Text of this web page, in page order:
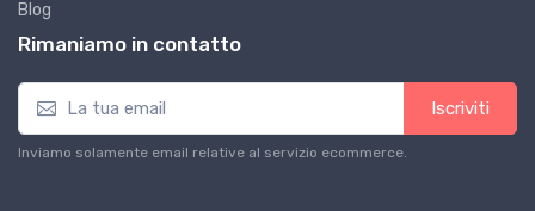
Blog
Rimaniamo in contatto
Iscriviti
Inviamo solamente email relative al servizio ecommerce.